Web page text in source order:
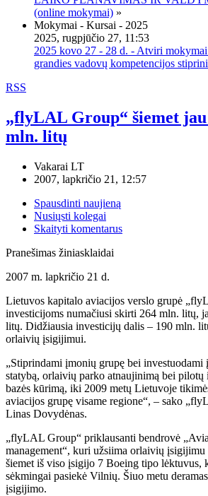
(online mokymai) »
Mokymai - Kursai - 2025
2025, rugpjūčio 27, 11:53
2025 kovo 27 - 28 d. - Atviri
grandies vadovų kompetencijos
RSS
„flyLAL Group“ šiemet jau
mln. litų
Vakarai LT
2007, lapkričio 21, 12:57
Spausdinti naujieną
Nusiųsti kolegai
Skaityti komentarus
Pranešimas žiniasklaidai
2007 m. lapkričio 21 d.
Lietuvos kapitalo aviacijos verslo grupė
investicijoms numačiusi skirti 264 mln. litų,
litų. Didžiausia investicijų dalis – 190 mln.
orlaivių įsigijimui.
„Stiprindami įmonių grupę bei investuodami
statybą, orlaivių parko atnaujinimą bei
bazės kūrimą, iki 2009 metų Lietuvoje
aviacijos grupę visame regione“, – sako
Linas Dovydėnas.
„flyLAL Group“ priklausanti bendrovė
management“, kuri užsiima orlaivių
šiemet iš viso įsigijo 7 Boeing tipo lėktuvus,
sėkmingai pasiekė Vilnių. Šiuo metu
įsigijimo.